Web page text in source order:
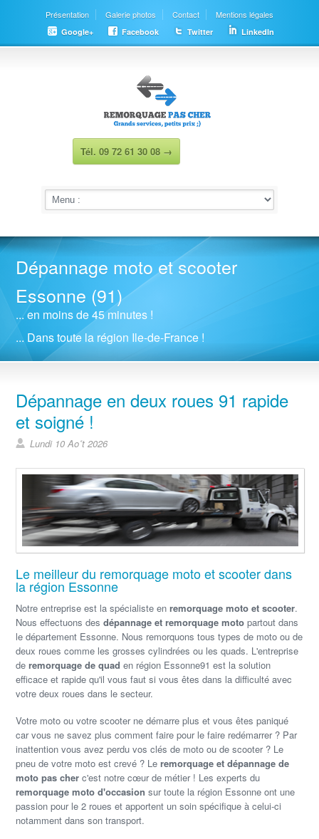
Présentation Galerie photos Contact Mentions légales
Google+ Facebook Twitter LinkedIn
Tél. 09 72 61 30 08 →
Dépannage moto et scooter
Essonne (91)
... en moins de 45 minutes !
... Dans toute la région Ile-de-France !
Dépannage en deux roues 91 rapide
et soigné !
Lundi 10 Ao˚t 2026
Le meilleur du remorquage moto et scooter dans
la région Essonne
Notre entreprise est la spécialiste enremorquage moto et scooter.
Nous effectuons desdépannage et remorquage moto partout dans
le département Essonne. Nous remorquons tous types de moto ou de
deux roues comme les grosses cylindrées ou les quads. L'entreprise
deremorquage de quad en région Essonne91 est la solution
efficace et rapide qu'il vous faut si vous êtes dans la difficulté avec
votre deux roues dans le secteur.
Votre moto ou votre scooter ne démarre plus et vous êtes paniqué
car vous ne savez plus comment faire pour le faire redémarrer ? Par
inattention vous avez perdu vos clés de moto ou de scooter ? Le
pneu de votre moto est crevé ? Leremorquage et dépannage de
moto pas cher c'est notre cœur de métier ! Les experts du
remorquage moto d'occasion sur toute la région Essonne ont une
passion pour le 2 roues et apportent un soin spécifique à celui-ci
notamment dans son transport.